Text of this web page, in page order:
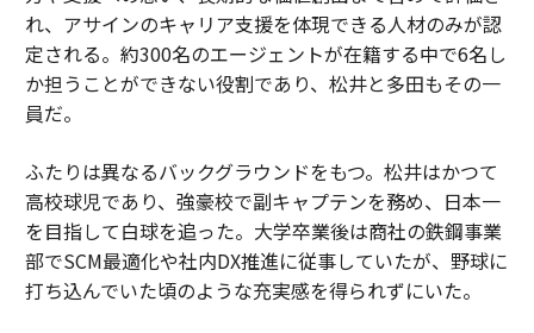
れ、アサインのキャリア支援を体現できる人材のみが認
定される。約300名のエージェントが在籍する中で6名し
か担うことができない役割であり、松井と多田もその一
員だ。
ふたりは異なるバックグラウンドをもつ。松井はかつて
高校球児であり、強豪校で副キャプテンを務め、日本一
を目指して白球を追った。大学卒業後は商社の鉄鋼事業
部でSCM最適化や社内DX推進に従事していたが、野球に
打ち込んでいた頃のような充実感を得られずにいた。